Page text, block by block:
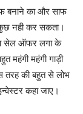
बनाने का और साफ
नही कर सकता।
सेल ऑफर लगा के
महंगी महंगी गाड़ी
तरह की बहुत से लोभ
कहा जाए।